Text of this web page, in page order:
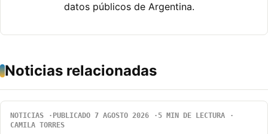
datos públicos de Argentina.
Noticias relacionadas
NOTICIAS PUBLICADO 7 AGOSTO 2026
5 MIN DE LECTURA
CAMILA TORRES